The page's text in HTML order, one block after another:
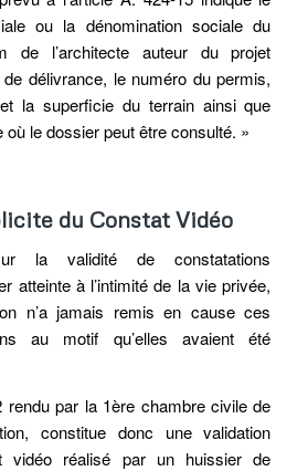
ou la dénomination sociale du
de l’architecte auteur du projet
délivrance, le numéro du permis,
la superficie du terrain ainsi que
où le dossier peut être consulté. »
du Constat Vidéo
la validité de constatations
atteinte à l’intimité de la vie privée,
n’a jamais remis en cause ces
au motif qu’elles avaient été
rendu par la 1ère chambre civile de
constitue donc une validation
vidéo réalisé par un huissier de